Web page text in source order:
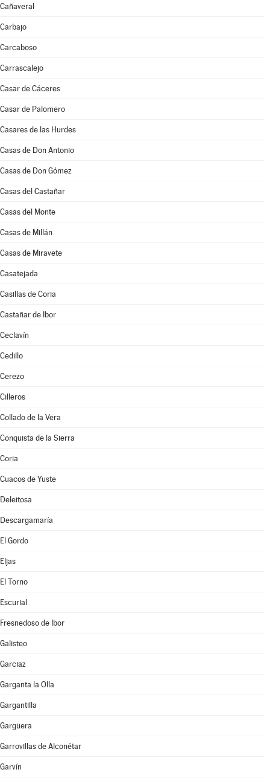
Cañaveral
Carbajo
Carcaboso
Carrascalejo
Casar de Cáceres
Casar de Palomero
Casares de las Hurdes
Casas de Don Antonio
Casas de Don Gómez
Casas del Castañar
Casas del Monte
Casas de Millán
Casas de Miravete
Casatejada
Casillas de Coria
Castañar de Ibor
Ceclavín
Cedillo
Cerezo
Cilleros
Collado de la Vera
Conquista de la Sierra
Coria
Cuacos de Yuste
Deleitosa
Descargamaría
El Gordo
Eljas
El Torno
Escurial
Fresnedoso de Ibor
Galisteo
Garciaz
Garganta la Olla
Gargantilla
Gargüera
Garrovillas de Alconétar
Garvín